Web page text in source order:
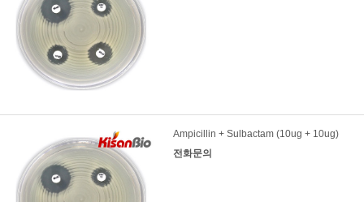
Ampicillin + Sulbactam (10ug + 10ug)
전화문의